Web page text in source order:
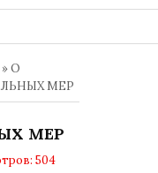
» О
МЕР
МЕР
504